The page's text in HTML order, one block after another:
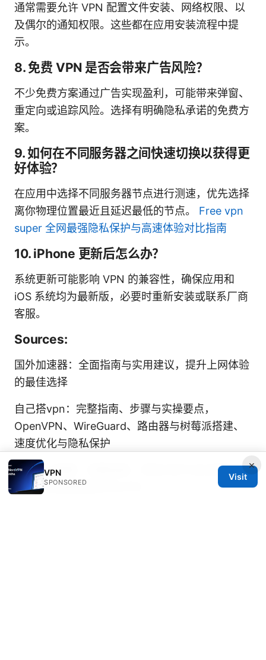
通常需要允许 VPN 配置文件安装、网络权限、以
及偶尔的通知权限。这些都在应用安装流程中提
示。
8. 免费 VPN 是否会带来广告风险？
不少免费方案通过广告实现盈利，可能带来弹窗、
重定向或追踪风险。选择有明确隐私承诺的免费方
案。
9. 如何在不同服务器之间快速切换以获得更
好体验？
在应用中选择不同服务器节点进行测速，优先选择
离你物理位置最近且延迟最低的节点。 Free vpn
super 全网最强隐私保护与高速体验对比指南
10. iPhone 更新后怎么办？
系统更新可能影响 VPN 的兼容性，确保应用和
iOS 系统均为最新版，必要时重新安装或联系厂商
客服。
Sources:
国外加速器：全面指南与实用建议，提升上网体验
的最佳选择
自己搭vpn：完整指南、步骤与实操要点，
OpenVPN、WireGuard、路由器与树莓派搭建、
速度优化与隐私保护
海鸥vpn破解：完整指南、风险分析与合法替代方
案，如何选择高性价比VPN
×
VPN
SPONSORED
Visit